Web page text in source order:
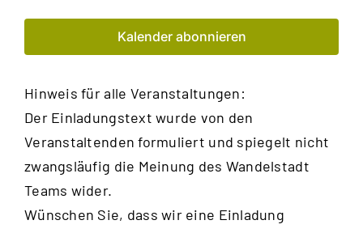
Kalender abonnieren
Hinweis für alle Veranstaltungen:
Der Einladungstext wurde von den
Veranstaltenden formuliert und spiegelt nicht
zwangsläufig die Meinung des Wandelstadt
Teams wider.
Wünschen Sie, dass wir eine Einladung